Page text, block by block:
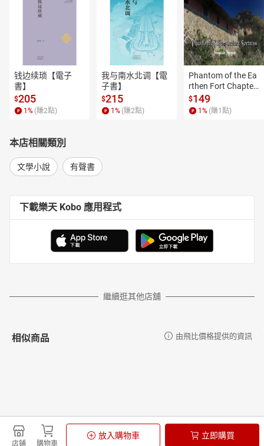
店鋪 購物車
放入購物車 立即購買
钱边续琐【電子
書】
$205
1 % (賺2點)
我与南水北调【電
子書】
$215
1 % (賺2點)
Phantom of the Ea
rthen Fort Chapter
4【有聲書】
$149
1 % (賺1 點)
本店相關類別
文學小說 有聲書
下載樂天 Kobo 應用程式
繼續逛其他店舖
相似商品 由飛比價格提供的資訊
更多推薦 由飛比價格提供的資訊